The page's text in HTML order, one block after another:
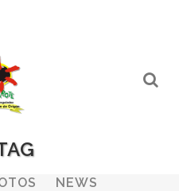
BULLETIN
NEWS